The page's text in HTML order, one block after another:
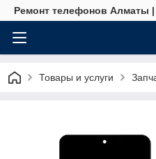
Ремонт телефонов Алматы |
Товары и услуги